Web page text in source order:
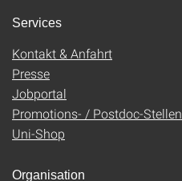
Services
Kontakt & Anfahrt
Presse
Jobportal
Promotions- / Postdoc-Stellen
Uni-Shop
Organisation